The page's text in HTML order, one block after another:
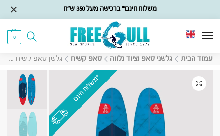
משלוח חינם* ברכישה מעל 350 ש״ח
0
עמוד הבית גלשני סאפ וציוד נלווה סאפ קשיח גלשן סאפ קשיח Starboard Longboard 2025